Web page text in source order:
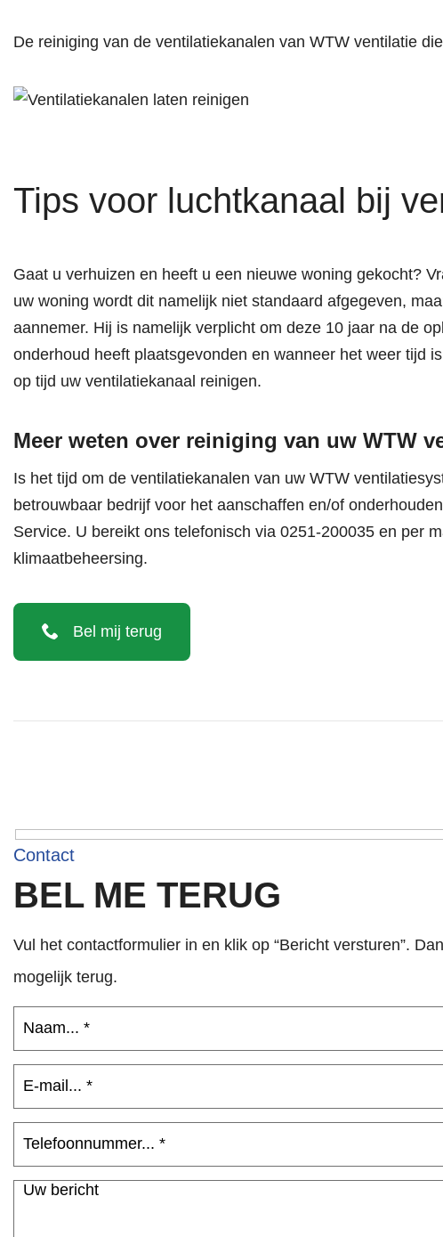
De reiniging van de ventilatiekanalen van WTW ventilatie
Tips voor luchtkanaal bij
Gaat u verhuizen en heeft u een nieuwe woning gekocht?
uw woning wordt dit namelijk niet standaard afgegeven,
aannemer. Hij is namelijk verplicht om deze 10 jaar na de
onderhoud heeft plaatsgevonden en wanneer het weer tijd
op tijd uw ventilatiekanaal reinigen.
Meer weten over reiniging van uw WTW
Is het tijd om de ventilatiekanalen van uw WTW
betrouwbaar bedrijf voor het aanschaffen en/of
Service. U bereikt ons telefonisch via 0251-200035 en per
klimaatbeheersing.
Bel mij terug
Contact
BEL ME TERUG
Vul het contactformulier in en klik op “Bericht versturen”.
mogelijk terug.